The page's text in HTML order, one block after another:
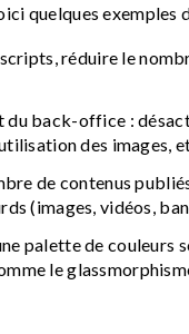
quelques exemples
réduire le
du back-office :
des images,
de contenus
(images, vidéos,
palette de couleurs
le